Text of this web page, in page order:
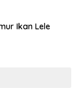
Ikan Lele